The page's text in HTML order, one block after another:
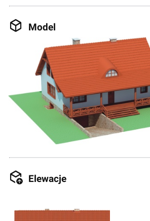
Model
Elewacje